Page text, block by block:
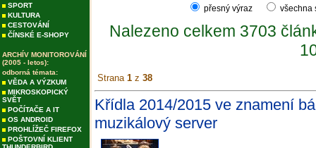
SPORT
KULTURA
CESTOVÁNÍ
ČÍNSKÉ E-SHOPY
ARCHÍV MONITOROVÁNÍ
(2005 - letos):
odborná témata:
VĚDA A VÝZKUM
MIKROSKOPICKÝ
SVĚT
POČÍTAČE A IT
OS ANDROID
PROHLÍŽEČ FIREFOX
POŠTOVNÍ KLIENT
přesný výraz
Nalezeno celkem 3703
Strana 1 z 38
Křídla 2014/2015 ve znamení
muzikálový server